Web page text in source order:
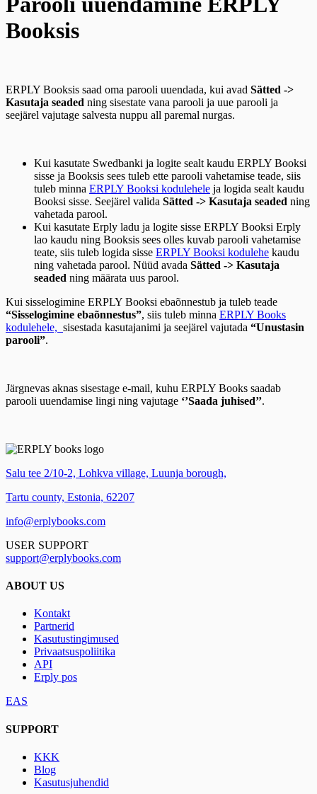
Booksis
ERPLY Booksis saad oma parooli uuendada, kui avad Sätted ->
Kasutaja seaded ning sisestate vana parooli ja uue parooli ja
seejärel vajutage salvesta nuppu all paremal nurgas.
Kui kasutate Swedbanki ja logite sealt kaudu ERPLY Booksi
sisse ja Booksis sees tuleb ette parooli vahetamise teade, siis
tuleb minna ERPLY Booksi kodulehele ja logida sealt kaudu
Booksi sisse. Seejärel valida Sätted -> Kasutaja seaded ning
vahetada parool.
Kui kasutate Erply ladu ja logite sisse ERPLY Booksi Erply
lao kaudu ning Booksis sees olles kuvab parooli vahetamise
teate, siis tuleb logida sisse ERPLY Booksi kodulehe kaudu
ning vahetada parool. Nüüd avada Sätted -> Kasutaja
seaded ning määrata uus parool.
Kui sisselogimine ERPLY Booksi ebaõnnestub ja tuleb teade
“Sisselogimine ebaõnnestus”, siis tuleb minna ERPLY Books
kodulehele, sisestada kasutajanimi ja seejärel vajutada “Unustasin
parooli”.
Järgnevas aknas sisestage e-mail, kuhu ERPLY Books saadab
parooli uuendamise lingi ning vajutage ‘’Saada juhised’’.
Salu tee 2/10-2, Lohkva village, Luunja borough,
Tartu county, Estonia, 62207
info@erplybooks.com
USER SUPPORT
support@erplybooks.com
ABOUT US
Kontakt
Partnerid
Kasutustingimused
Privaatsuspoliitika
API
Erply pos
EAS
SUPPORT
KKK
Blog
Kasutusjuhendid